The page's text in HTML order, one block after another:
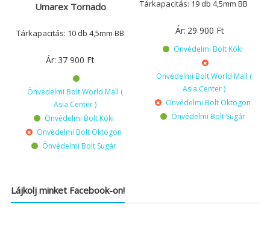
Umarex Tornado
Tárkapacitás: 10 db 4,5mm BB
Ár: 37 900 Ft
Önvédelmi Bolt World Mall (
Asia Center )
Önvédelmi Bolt Köki
Önvédelmi Bolt Oktogon
Önvédelmi Bolt Sugár
Tárkapacitás: 19 db 4,5mm BB
Ár: 29 900 Ft
Önvédelmi Bolt Köki
Önvédelmi Bolt World Mall (
Asia Center )
Önvédelmi Bolt Oktogon
Önvédelmi Bolt Sugár
Lájkolj minket Facebook-on!